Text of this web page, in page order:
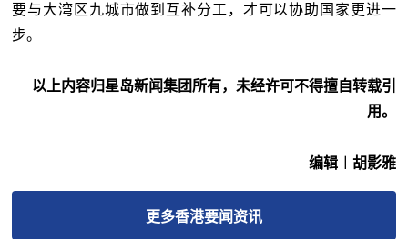
要与大湾区九城市做到互补分工，才可以协助国家更进一
步。
以上内容归星岛新闻集团所有，未经许可不得擅自转载引
用。
编辑︱胡影雅
更多香港要闻资讯